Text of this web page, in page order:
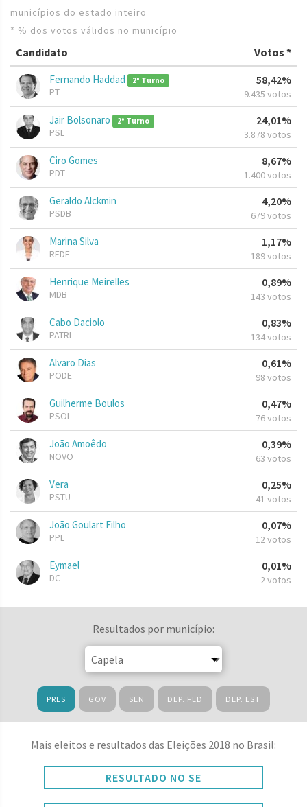
municípios do estado inteiro
* % dos votos válidos no município
Candidato Votos *
Fernando Haddad 2º Turno
PT
58,42%
9.435 votos
Jair Bolsonaro 2º Turno
PSL
24,01%
3.878 votos
Ciro Gomes
PDT
8,67%
1.400 votos
Geraldo Alckmin
PSDB
4,20%
679 votos
Marina Silva
REDE
1,17%
189 votos
Henrique Meirelles
MDB
0,89%
143 votos
Cabo Daciolo
PATRI
0,83%
134 votos
Alvaro Dias
PODE
0,61%
98 votos
Guilherme Boulos
PSOL
0,47%
76 votos
João Amoêdo
NOVO
0,39%
63 votos
Vera
PSTU
0,25%
41 votos
João Goulart Filho
PPL
0,07%
12 votos
Eymael
DC
0,01%
2 votos
Resultados por município:
PRES GOV SEN DEP. FED DEP. EST
Mais eleitos e resultados das Eleições 2018 no Brasil:
RESULTADO NO SE